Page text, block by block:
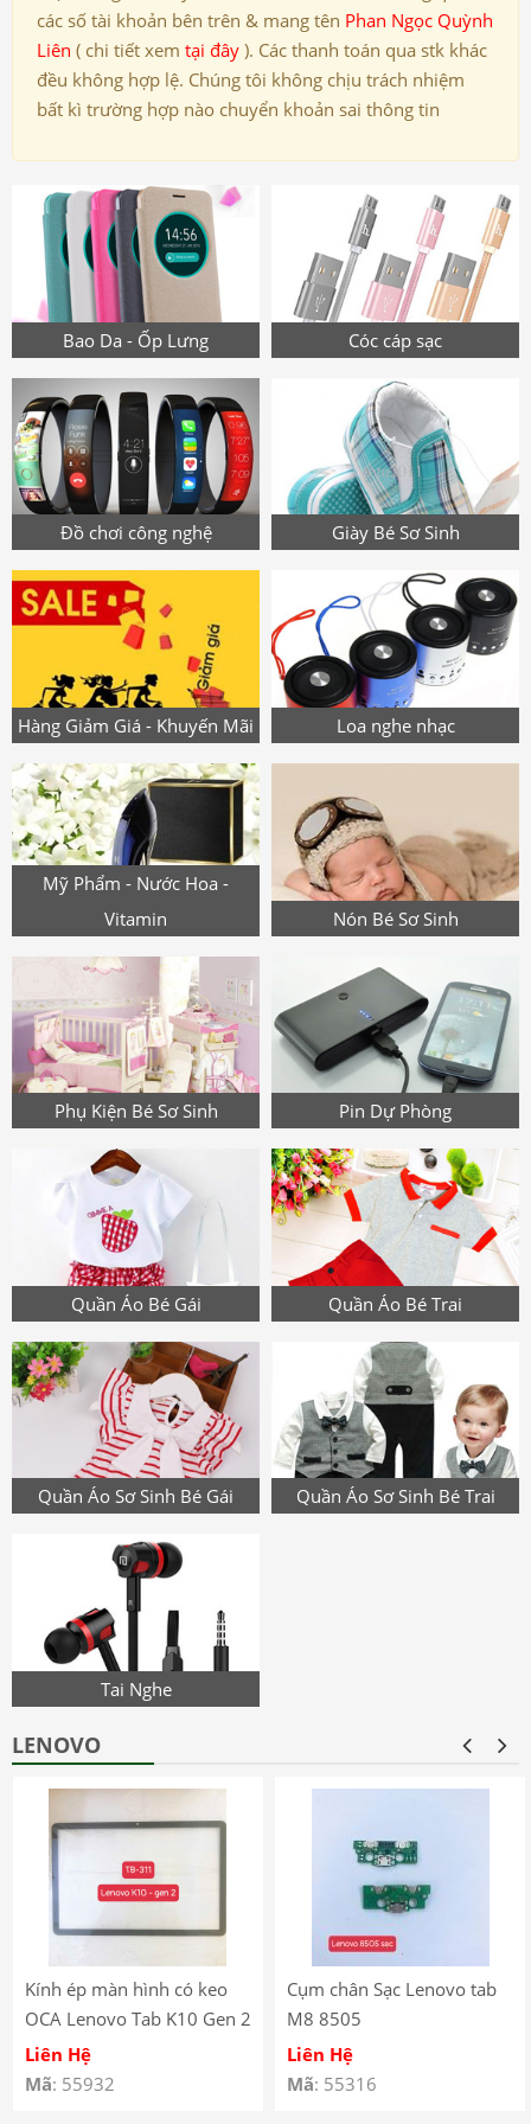
các số tài khoản bên trên & mang tên Phan Ngọc Quỳnh
Liên ( chi tiết xem tại đây ). Các thanh toán qua stk khác
đều không hợp lệ. Chúng tôi không chịu trách nhiệm
bất kì trường hợp nào chuyển khoản sai thông tin
Bao Da - Ốp Lưng Cóc cáp sạc
Đồ chơi công nghệ Giày Bé Sơ Sinh
Hàng Giảm Giá - Khuyến Mãi Loa nghe nhạc
Mỹ Phẩm - Nước Hoa -
Vitamin
Nón Bé Sơ Sinh
Phụ Kiện Bé Sơ Sinh Pin Dự Phòng
Quần Áo Bé Gái Quần Áo Bé Trai
Quần Áo Sơ Sinh Bé Gái Quần Áo Sơ Sinh Bé Trai
Tai Nghe
LENOVO
Kính ép màn hình có keo
OCA Lenovo Tab K10 Gen 2
(2025) – TB-311
Liên Hệ
Mã: 55932
Cụm chân Sạc Lenovo tab
M8 8505
Liên Hệ
Mã: 55316